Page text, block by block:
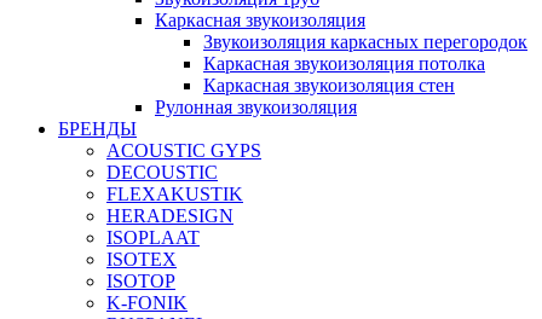
Каркасная звукоизоляция
Звукоизоляция каркасных перегородок
Каркасная звукоизоляция потолка
Каркасная звукоизоляция стен
Рулонная звукоизоляция
БРЕНДЫ
ACOUSTIC GYPS
DECOUSTIC
FLEXAKUSTIK
HERADESIGN
ISOPLAAT
ISOTEX
ISOTOP
K-FONIK